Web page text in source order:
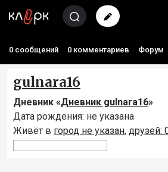
0 сообщений 0 комментариев Форум
gulnara16
Дневник «Дневник gulnara16»
Дата рождения: не указана
Живёт в город не указан, друзей: